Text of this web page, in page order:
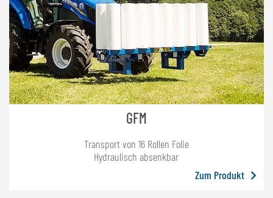
GFM
Transport von 16 Rollen Folie
Hydraulisch absenkbar
Zum Produkt